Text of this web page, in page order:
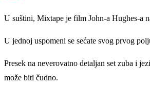
U suštini, Mixtape je film John-a Hughes-a
U jednoj uspomeni se sećate svog prvog
Presek na neverovatno detaljan set zuba i
može biti čudno.